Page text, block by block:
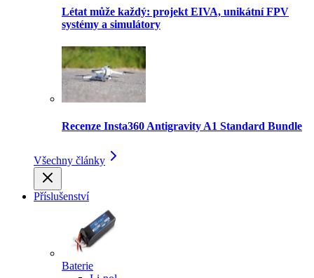
Létat může každý: projekt EIVA, unikátní FPV
systémy a simulátory
Recenze Insta360 Antigravity A1 Standard Bundle
Všechny články
Příslušenství
Baterie